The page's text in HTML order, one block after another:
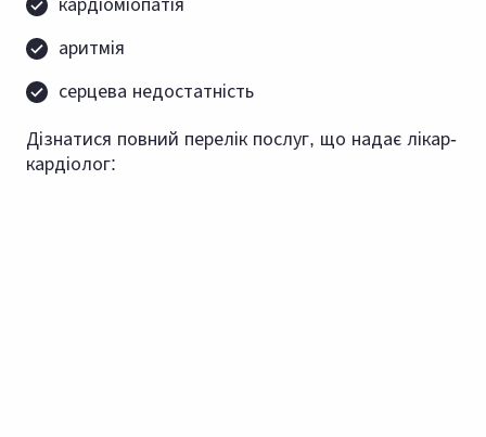
кардіоміопатія
аритмія
серцева недостатність
Дізнатися повний перелік послуг, що надає лікар-
кардіолог: